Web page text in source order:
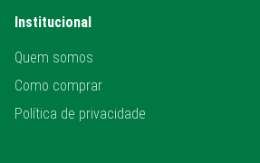
Institucional
Quem somos
Como comprar
Política de privacidade